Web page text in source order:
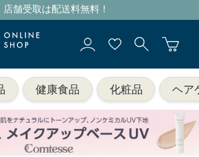
店舗受取は配送料無料！
健康食品 化粧品 ヘア